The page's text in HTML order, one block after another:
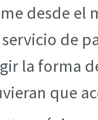
desde
de
la forma
que